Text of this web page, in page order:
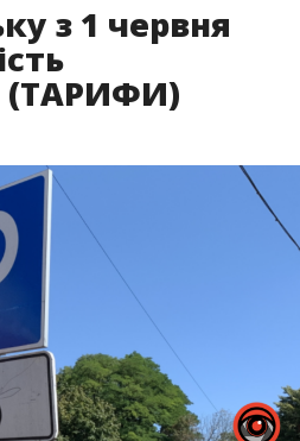
з 1 червня
(ТАРИФИ)